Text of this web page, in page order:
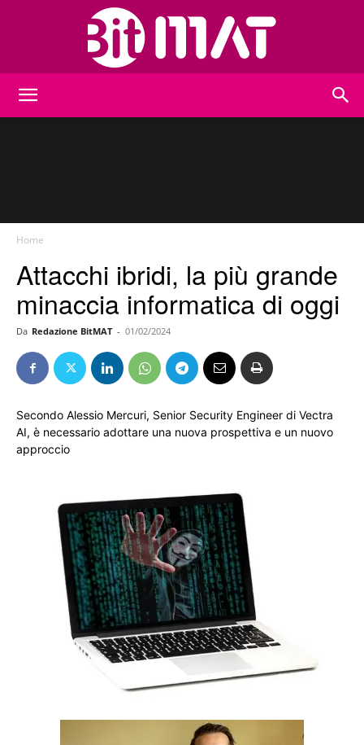
Home
Attacchi ibridi, la più grande
minaccia informatica di oggi
Da Redazione BitMAT - 01/02/2024
Secondo Alessio Mercuri, Senior Security Engineer di Vectra
AI, è necessario adottare una nuova prospettiva e un nuovo
approccio